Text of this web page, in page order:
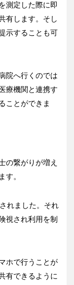
測定した際に即
有します。そし
示することも可
院へ行くのでは
療機関と連携す
ことができま
の繋がりが増え
す。
れました。それ
視され利用を制
ホで行うことが
有できるように